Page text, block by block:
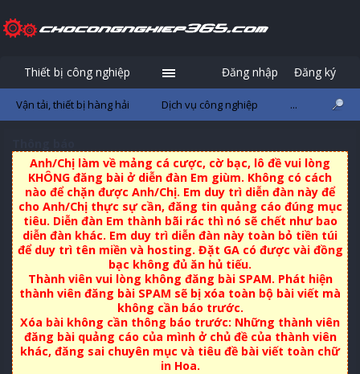
Anh/Chị làm về mảng cá cược, cờ bạc, lô đề vui lòng
KHÔNG đăng bài ở diễn đàn Em giùm. Không có cách
nào để chặn được Anh/Chị. Em duy trì diễn đàn này để
cho Anh/Chị thực sự cần, đăng tin quảng cáo đúng mục
tiêu. Diễn đàn Em thành bãi rác thì nó sẽ chết như bao
diễn đàn khác. Em duy trì diễn đàn này toàn bỏ tiền túi
để duy trì tên miền và hosting. Đặt GA có được vài đồng
bạc không đủ ăn hủ tiếu.
Thành viên vui lòng không đăng bài SPAM. Phát hiện
thành viên đăng bài SPAM sẽ bị xóa toàn bộ bài viết mà
không cần báo trước.
Xóa bài không cần thông báo trước: Những thành viên
đăng bài quảng cáo của mình ở chủ đề của thành viên
khác, đăng sai chuyên mục và tiêu đề bài viết toàn chữ
in Hoa.
Thiết bị công nghiệp
Vận tải, thiết bị hàng hải Dịch vụ công nghiệp ...
Đăng nhập Đăng ký